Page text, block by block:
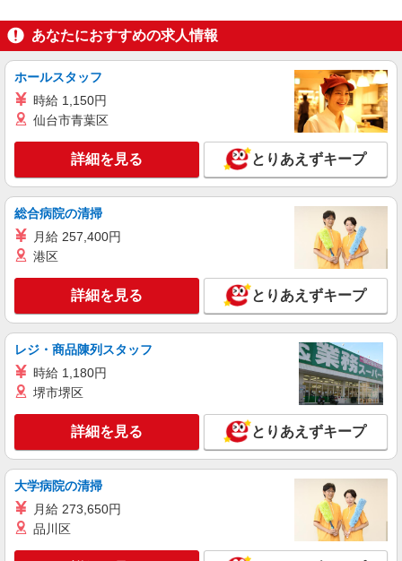
人気機種に詳しくなれる携帯販売【au】
月給259200円〜300000円（経験・能力によ
る） ※残業手当別途支給 ※研修期間6か月・時給
1500円〜 ★交通費別途支給（規定あり） ゜
+゜・。○。・゜+゜・。○。・゜+゜ 入社祝い金10
ィブ支給(規定有) ゜・。○。・゜+゜・。○。・゜
+゜
熊本県熊本市中央区の家電量販店
詳細を見る
派遣社員
株式会社シエロ
時給1400円〜1450円（経験・能力による） ※
残業代支給 ★交通費別途支給（規定あり） ゜
+゜・。○。・゜+゜・。○。・゜+゜ 入社祝い金10
万円支給(規定有) お友達を紹介頂くと, インセンテ
ィブ支給(規定有) ★月2回払い・週払い可能（規程
有）★ ゜・。○。・゜+゜・。○。・゜+゜
熊本県熊本市中央区のsoftbankショップ
キープ 詳細を見る
紹介予定派遣
株式会社シエロ
人気機種に詳しくなれる携帯販売【docomo】
時給1400円〜1600円（経験・能力による） ※
残業代支給 ★交通費別途支給（規定あり） ゜
+゜・。○。・゜+゜・。○。・゜+゜ 入社祝い金10
万円支給(規定有) お友達を紹介頂くと, インセンテ
有）★ ゜・。○。・゜+゜・。○。・゜+゜
熊本県熊本市中央区の家電量販店
詳細を見る
派遣社員
あなたにおすすめの求人情報
ホールスタッフ
時給 1,150円
仙台市青葉区
詳細を見る とりあえずキープ
総合病院の清掃
月給 257,400円
港区
詳細を見る とりあえずキープ
レジ・商品陳列スタッフ
時給 1,180円
堺市堺区
詳細を見る とりあえずキープ
大学病院の清掃
月給 273,650円
品川区